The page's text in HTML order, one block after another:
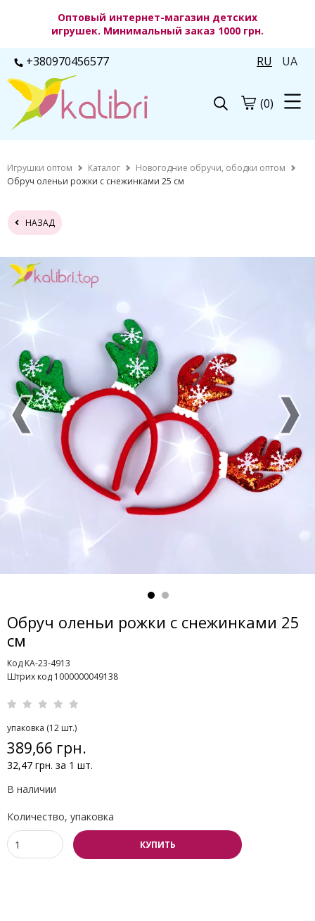
Оптовый интернет-магазин детских
игрушек. Минимальный заказ 1000 грн.
+380970456577 RU UA
(0)
Игрушки оптом Каталог
Новогодние обручи, ободки оптом
Обруч оленьи рожки с снежинками 25 см
НАЗАД
Обруч оленьи рожки с снежинками 25
см
Код KA-23-4913
Штрих код 1000000049138
упаковка (12 шт.)
389,66 грн.
32,47 грн. за 1 шт.
В наличии
Количество, упаковка
КУПИТЬ